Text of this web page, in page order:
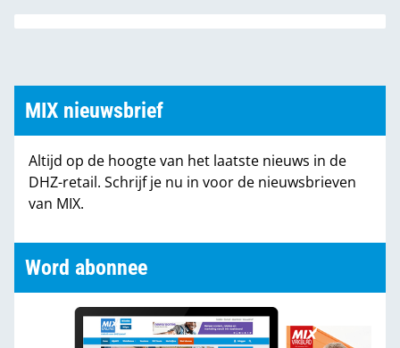
MIX nieuwsbrief
Altijd op de hoogte van het laatste nieuws in de
DHZ-retail. Schrijf je nu in voor de nieuwsbrieven
van MIX.
Word abonnee